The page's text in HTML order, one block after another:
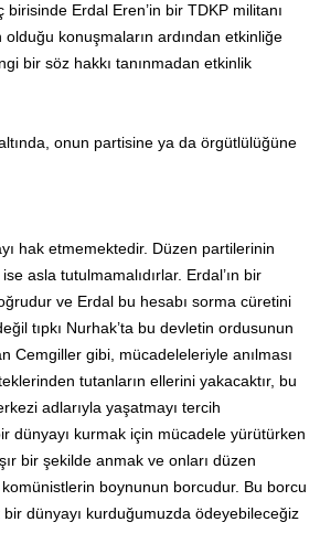
Erdal Eren’in bir TDKP militanı
konuşmaların ardından etkinliğe
bir söz hakkı tanınmadan etkinlik
onun partisine ya da örgütlülüğüne
hak etmemektedir. Düzen partilerinin
asla tutulmamalıdırlar. Erdal’ın bir
ve Erdal bu hesabı sorma cüretini
tıpkı Nurhak’ta bu devletin ordusunun
Cemgiller gibi, mücadeleleriyle anılması
tutanların ellerini yakacaktır, bu
adlarıyla yaşatmayı tercih
dünyayı kurmak için mücadele yürütürken
bir şekilde anmak ve onları düzen
boynunun borcudur. Bu borcu
dünyayı kurduğumuzda ödeyebileceğiz